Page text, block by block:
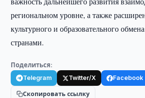
региональном уровне, а также
культурного и образовательного
странами.
Поделиться:
Telegram Twitter/X Facebook
Скопировать ссылку